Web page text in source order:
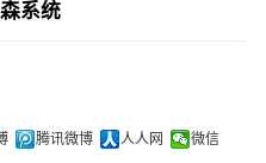
系统
腾讯微博 人人网 微信